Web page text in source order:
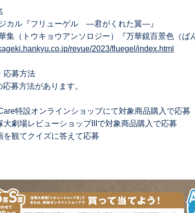
カル『フリューゲル ―君がくれた翼―』
集（トウキョウアンソロジー）『万華鏡百景色（ば
revue/2023/fluegel/index.html
応募方法
募方法があります。
特設オンラインショップにて対象商品購⼊で応募
⼤劇場レビューショップIIIで対象商品購⼊で応募
を観てクイズに答えて応募